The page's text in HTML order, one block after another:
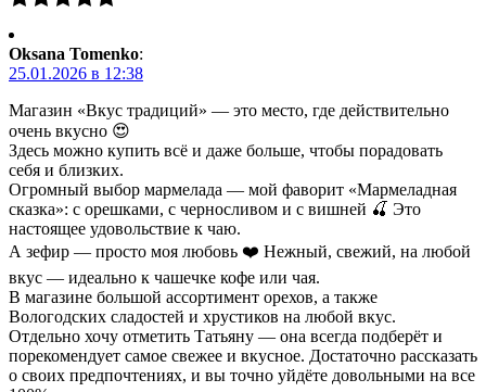
Oksana Tomenko:
25.01.2026 в 12:38
Магазин «Вкус традиций» — это место, где действительно
очень вкусно 😍
Здесь можно купить всё и даже больше, чтобы порадовать
себя и близких.
Огромный выбор мармелада — мой фаворит «Мармеладная
сказка»: с орешками, с черносливом и с вишней 🍒 Это
настоящее удовольствие к чаю.
А зефир — просто моя любовь ❤️ Нежный, свежий, на любой
вкус — идеально к чашечке кофе или чая.
В магазине большой ассортимент орехов, а также
Вологодских сладостей и хрустиков на любой вкус.
Отдельно хочу отметить Татьяну — она всегда подберёт и
порекомендует самое свежее и вкусное. Достаточно рассказать
о своих предпочтениях, и вы точно уйдёте довольными на все